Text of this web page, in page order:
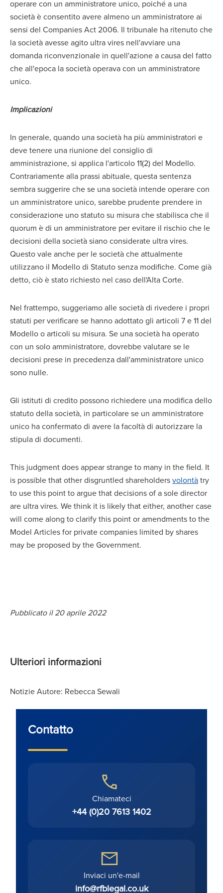
operare con un amministratore unico, poiché a una
società è consentito avere almeno un amministratore ai
sensi del Companies Act 2006. Il tribunale ha ritenuto che
la società avesse agito ultra vires nell'avviare una
domanda riconvenzionale in quell'azione a causa del fatto
che all'epoca la società operava con un amministratore
unico.
Implicazioni
In generale, quando una società ha più amministratori e
deve tenere una riunione del consiglio di
amministrazione, si applica l'articolo 11(2) del Modello.
Contrariamente alla prassi abituale, questa sentenza
sembra suggerire che se una società intende operare con
un amministratore unico, sarebbe prudente prendere in
considerazione uno statuto su misura che stabilisca che il
quorum è di un amministratore per evitare il rischio che le
decisioni della società siano considerate ultra vires.
Questo vale anche per le società che attualmente
utilizzano il Modello di Statuto senza modifiche. Come già
detto, ciò è stato richiesto nel caso dell'Alta Corte.
Nel frattempo, suggeriamo alle società di rivedere i propri
statuti per verificare se hanno adottato gli articoli 7 e 11 del
Modello o articoli su misura. Se una società ha operato
con un solo amministratore, dovrebbe valutare se le
decisioni prese in precedenza dall'amministratore unico
sono nulle.
Gli istituti di credito possono richiedere una modifica dello
statuto della società, in particolare se un amministratore
unico ha confermato di avere la facoltà di autorizzare la
stipula di documenti.
This judgment does appear strange to many in the field. It
is possible that other disgruntled shareholdersvolontàtry
to use this point to argue that decisions of a sole director
are ultra vires. We think it is likely that either, another case
will come along to clarify this point or amendments to the
Model Articles for private companies limited by shares
may be proposed by the Government.
Pubblicato il 20 aprile 2022
Ulteriori informazioni
Notizie Autore: Rebecca Sewali
Contatto
Chiamateci
+44 (0)20 7613 1402
Inviaci un'e-mail
info@rfblegal.co.uk